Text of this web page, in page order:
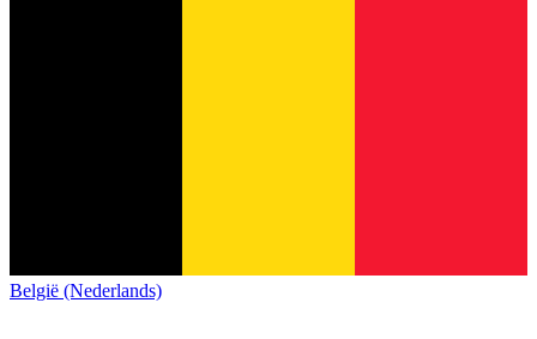
België (Nederlands)